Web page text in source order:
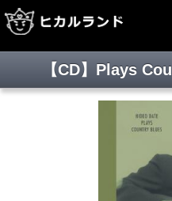
【CD】Plays